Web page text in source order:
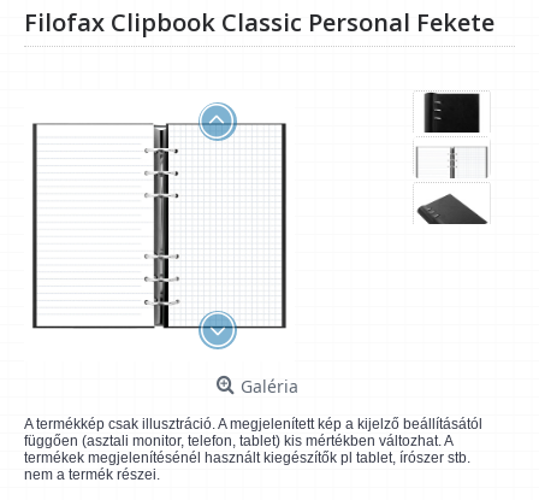
Filofax Clipbook Classic Personal Fekete
Galéria
A termékkép csak illusztráció. A megjelenített kép a kijelző beállításától
függően (asztali monitor, telefon, tablet) kis mértékben változhat. A
termékek megjelenítésénél használt kiegészítők pl tablet, írószer stb.
nem a termék részei.